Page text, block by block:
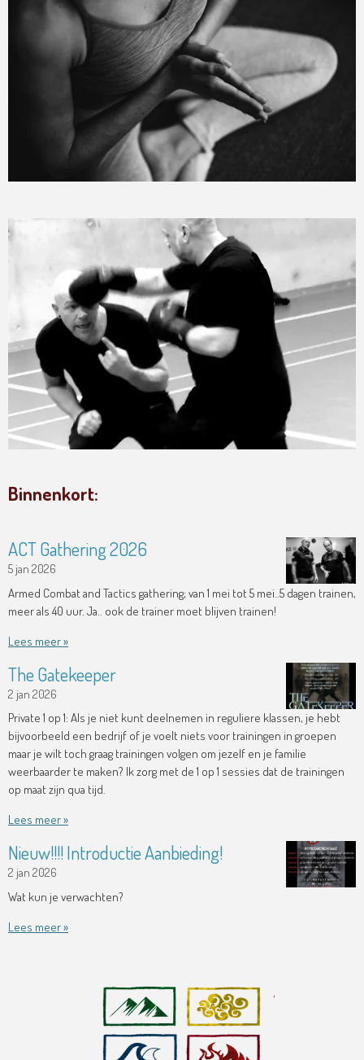
Binnenkort:
ACT Gathering 2026
5 jan 2026
Armed Combat and Tactics gathering; van 1 mei tot 5 mei..5 dagen trainen,
meer als 40 uur. Ja.. ook de trainer moet blijven trainen!
Lees meer »
The Gatekeeper
2 jan 2026
Private 1 op 1: Als je niet kunt deelnemen in reguliere klassen, je hebt
bijvoorbeeld een bedrijf of je voelt niets voor trainingen in groepen
maar je wilt toch graag trainingen volgen om jezelf en je familie
weerbaarder te maken? Ik zorg met de 1 op 1 sessies dat de trainingen
op maat zijn qua tijd.
Lees meer »
Nieuw!!!! Introductie Aanbieding!
2 jan 2026
Wat kun je verwachten?
Lees meer »